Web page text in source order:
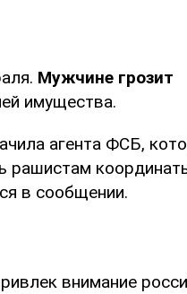
Мужчине грозит
имущества.
агента ФСБ,
рашистам
в сообщении.
внимание